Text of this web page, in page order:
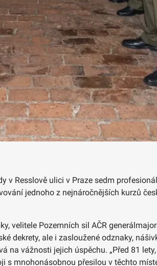
Resslově ulici v Praze sedm
jednoho z nejnáročnějších kurzů
velitele Pozemních sil AČR
dekrety, ale i zasloužené odznaky,
vážnosti jejich úspěchu. „Před 81
s mnohonásobnou přesilou v těchto